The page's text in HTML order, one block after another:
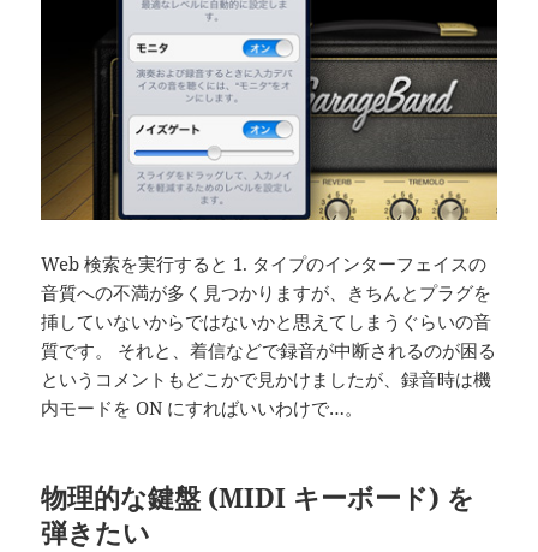
Web 検索を実行すると 1. タイプのインターフェイスの
音質への不満が多く見つかりますが、きちんとプラグを
挿していないからではないかと思えてしまうぐらいの音
質です。 それと、着信などで録音が中断されるのが困る
というコメントもどこかで見かけましたが、録音時は機
内モードを ON にすればいいわけで…。
物理的な鍵盤 (MIDI キーボード) を
弾きたい